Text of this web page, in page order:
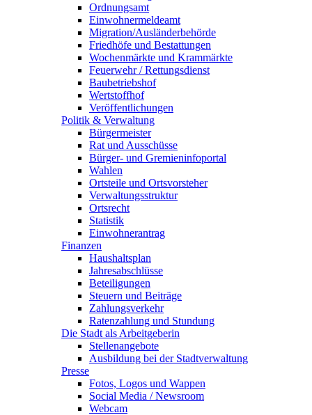
Ordnungsamt
Einwohnermeldeamt
Migration/Ausländerbehörde
Friedhöfe und Bestattungen
Wochenmärkte und Krammärkte
Feuerwehr / Rettungsdienst
Baubetriebshof
Wertstoffhof
Veröffentlichungen
Politik & Verwaltung
Bürgermeister
Rat und Ausschüsse
Bürger- und Gremieninfoportal
Wahlen
Ortsteile und Ortsvorsteher
Verwaltungsstruktur
Ortsrecht
Statistik
Einwohnerantrag
Finanzen
Haushaltsplan
Jahresabschlüsse
Beteiligungen
Steuern und Beiträge
Zahlungsverkehr
Ratenzahlung und Stundung
Die Stadt als Arbeitgeberin
Stellenangebote
Ausbildung bei der Stadtverwaltung
Presse
Fotos, Logos und Wappen
Social Media / Newsroom
Webcam